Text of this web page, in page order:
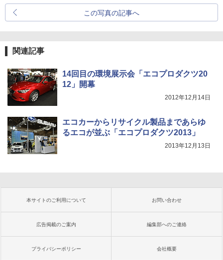
この写真の記事へ
関連記事
14回目の環境展示会「エコプロダクツ20
12」開幕
2012年12月14日
エコカーからリサイクル製品まであらゆ
るエコが並ぶ「エコプロダクツ2013」
2013年12月13日
本サイトのご利用について お問い合わせ
広告掲載のご案内 編集部へのご連絡
プライバシーポリシー 会社概要